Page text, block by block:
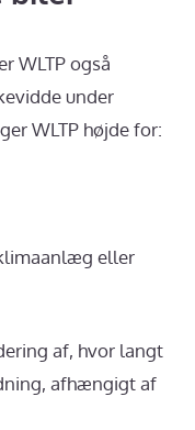
WLTP også
under
WLTP højde for:
eller
af, hvor langt
afhængigt af